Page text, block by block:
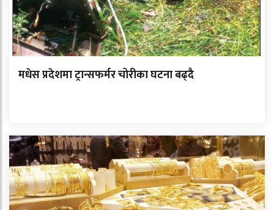
मधेस प्रदेशमा ट्रान्सफर्मर चोरीका घटना बढ्दै